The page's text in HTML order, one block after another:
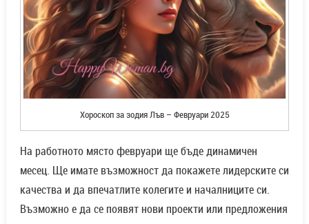
Хороскоп за зодия Лъв – Февруари 2025
На работното място февруари ще бъде динамичен
месец. Ще имате възможност да покажете лидерските си
качества и да впечатлите колегите и началниците си.
Възможно е да се появят нови проекти или предложения